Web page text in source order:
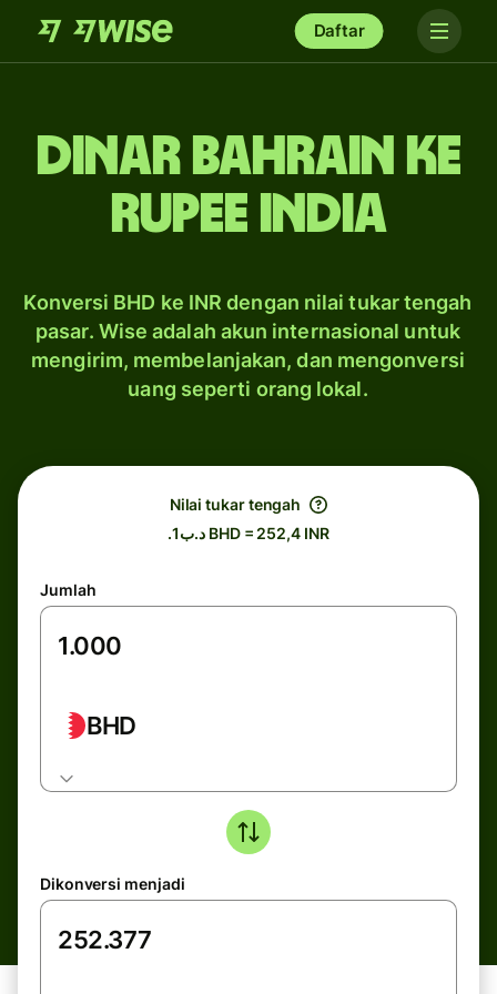
Daftar
dinar Bahrain ke
rupee India
Konversi BHD ke INR dengan nilai tukar tengah
pasar. Wise adalah akun internasional untuk
mengirim, membelanjakan, dan mengonversi
uang seperti orang lokal.
Nilai tukar tengah
.د.ب1 BHD = 252,4 INR
Jumlah
BHD
Dikonversi menjadi